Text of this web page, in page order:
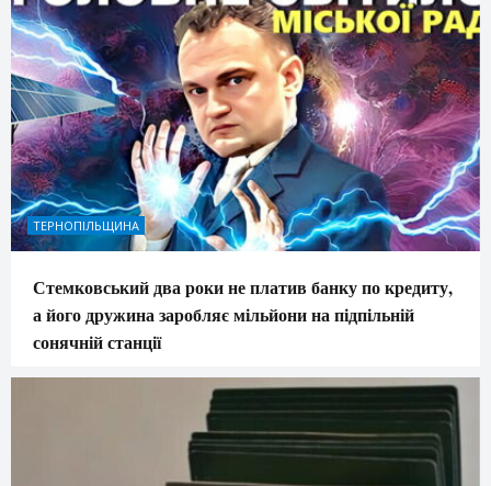
ТЕРНОПІЛЬЩИНА
Стемковський два роки не платив банку по кредиту,
а його дружина заробляє мільйони на підпільній
сонячній станції